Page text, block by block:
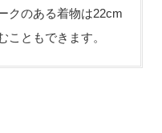
クのある着物は22cm
こともできます。